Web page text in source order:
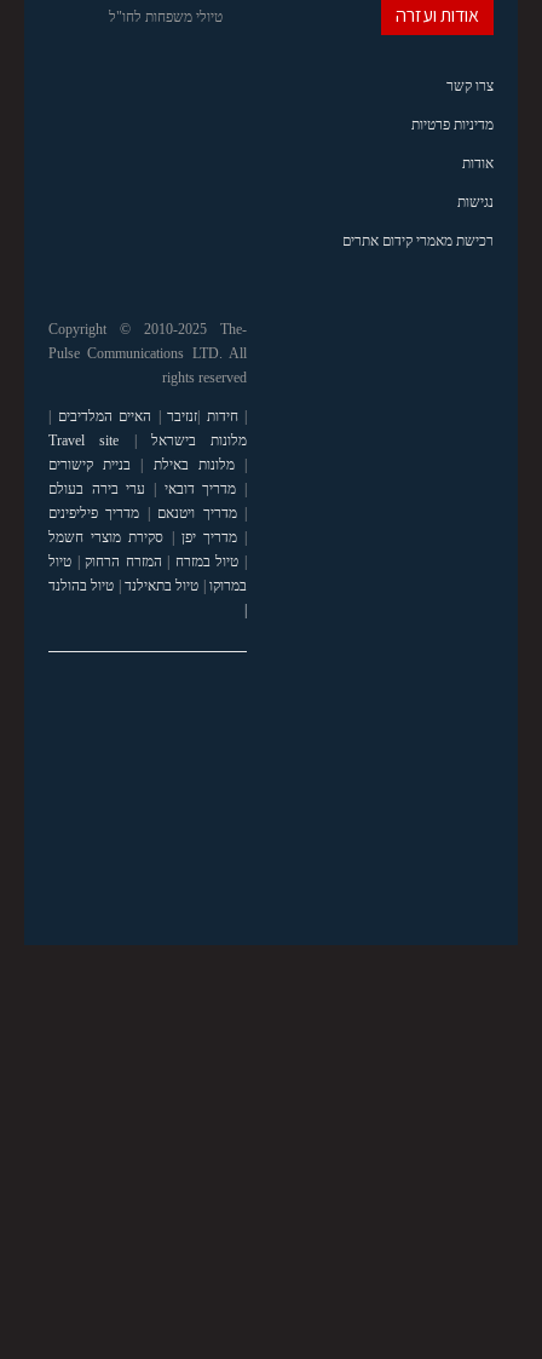
טיולי משפחות לחו"ל אודות ועזרה
צרו קשר
מדיניות פרטיות
אודות
נגישות
רכישת מאמרי קידום אתרים
Copyright © 2010-2025 The-
Pulse Communications LTD. All
rights reserved
|חידות |זנזיבר | האיים המלדיבים |
מלונות בישראל |
Travel site
|מלונות באילת | בניית קישורים
| מדריך דובאי | ערי בירה בעולם
|מדריך ויטנאם | מדריך פיליפינים
|מדריך יפן | סקירת מוצרי חשמל
| טיול במזרח | המזרח הרחוק| טיול
במרוקו| טיול בתאילנד| טיול בהולנד
|